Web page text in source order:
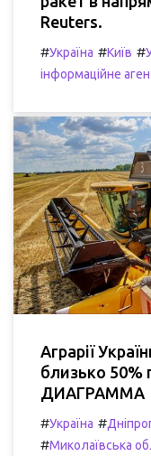
Reuters.
#Україна #Київ #
інформаційне
Аграрії
близько 50%
ДИАГРАММА
#Україна #
#Миколаївська